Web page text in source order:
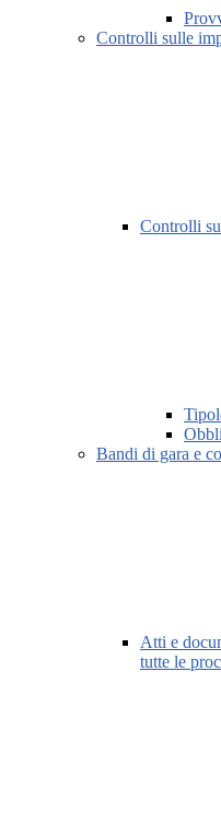
Controlli sulle
Controlli
Bandi di gara e
Atti e
tutte le